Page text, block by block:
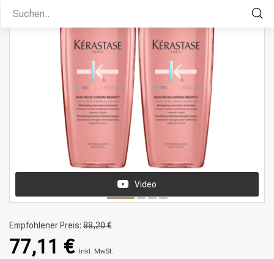
Video
Empfohlener Preis: 88,20 €
77,11 € Inkl. MwSt.